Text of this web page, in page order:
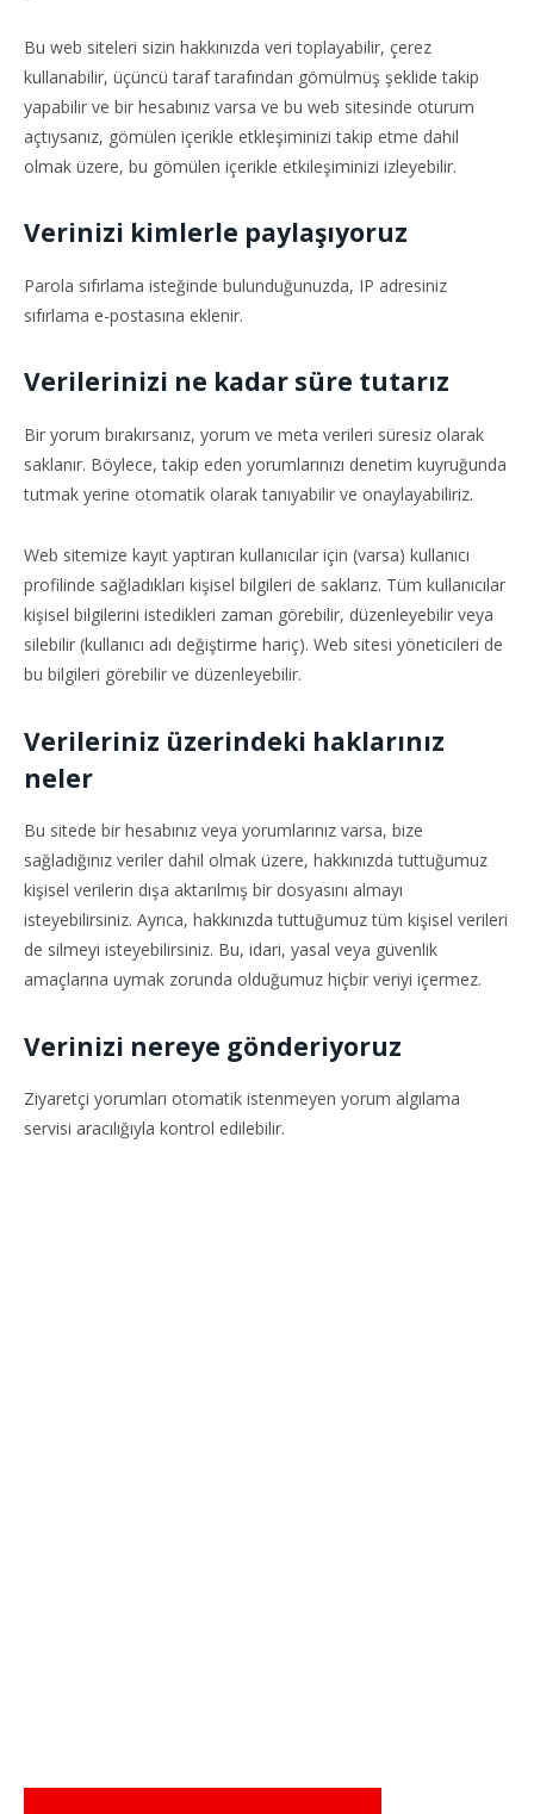
Bu web siteleri sizin hakkınızda veri toplayabilir, çerez
kullanabilir, üçüncü taraf tarafından gömülmüş şeklide takip
yapabilir ve bir hesabınız varsa ve bu web sitesinde oturum
açtıysanız, gömülen içerikle etkleşiminizi takip etme dahil
olmak üzere, bu gömülen içerikle etkileşiminizi izleyebilir.
Verinizi kimlerle paylaşıyoruz
Parola sıfırlama isteğinde bulunduğunuzda, IP adresiniz
sıfırlama e-postasına eklenir.
Verilerinizi ne kadar süre tutarız
Bir yorum bırakırsanız, yorum ve meta verileri süresiz olarak
saklanır. Böylece, takip eden yorumlarınızı denetim kuyruğunda
tutmak yerine otomatik olarak tanıyabilir ve onaylayabiliriz.
Web sitemize kayıt yaptıran kullanıcılar için (varsa) kullanıcı
profilinde sağladıkları kişisel bilgileri de saklarız. Tüm kullanıcılar
kişisel bilgilerini istedikleri zaman görebilir, düzenleyebilir veya
silebilir (kullanıcı adı değiştirme hariç). Web sitesi yöneticileri de
bu bilgileri görebilir ve düzenleyebilir.
Verileriniz üzerindeki haklarınız
neler
Bu sitede bir hesabınız veya yorumlarınız varsa, bize
sağladığınız veriler dahil olmak üzere, hakkınızda tuttuğumuz
kişisel verilerin dışa aktarılmış bir dosyasını almayı
isteyebilirsiniz. Ayrıca, hakkınızda tuttuğumuz tüm kişisel verileri
de silmeyi isteyebilirsiniz. Bu, idari, yasal veya güvenlik
amaçlarına uymak zorunda olduğumuz hiçbir veriyi içermez.
Verinizi nereye gönderiyoruz
Ziyaretçi yorumları otomatik istenmeyen yorum algılama
servisi aracılığıyla kontrol edilebilir.